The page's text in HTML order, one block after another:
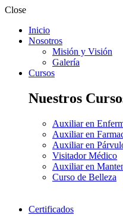
Close
Inicio
Nosotros
Misión y Visión
Galería
Cursos
Nuestros
Auxiliar en
Auxiliar en
Auxiliar en
Visitador Médico
Auxiliar en
Curso de Belleza
Certificados